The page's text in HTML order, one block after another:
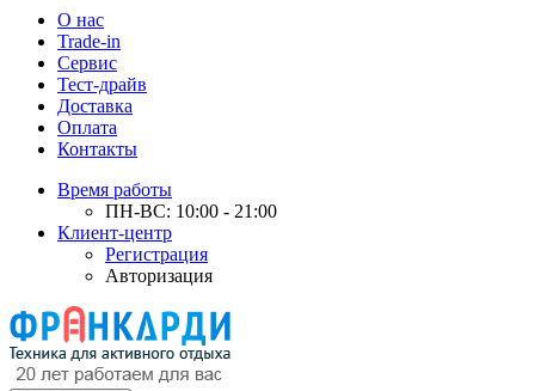
О нас
Trade-in
Сервис
Тест-драйв
Доставка
Оплата
Контакты
Время работы
ПН-ВС: 10:00 - 21:00
Клиент-центр
Регистрация
Авторизация